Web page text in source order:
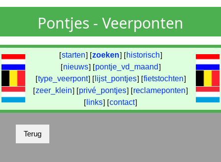
Pontjes - Veerponten
[starten] [zoeken] [ historisch]
[nieuws] [pontje_vd_maand]
[type_veerpont] [ lijst_pontjes] [fietstochten]
[zeer_klein] [privé_pontjes] [reclameponten]
[ links] [contact]